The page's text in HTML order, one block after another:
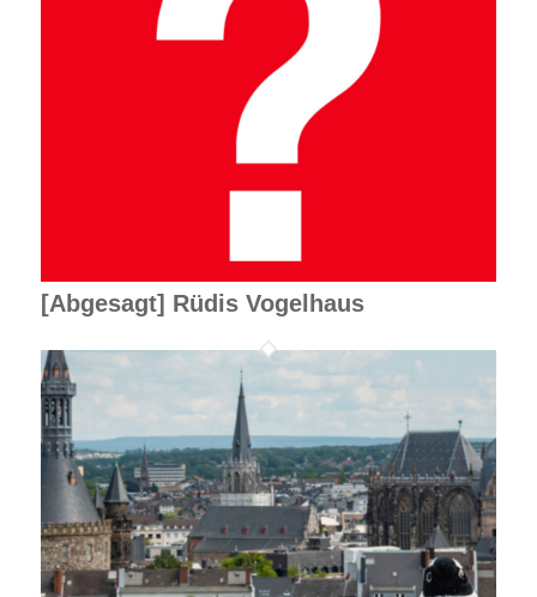
[Abgesagt] Rüdis Vogelhaus